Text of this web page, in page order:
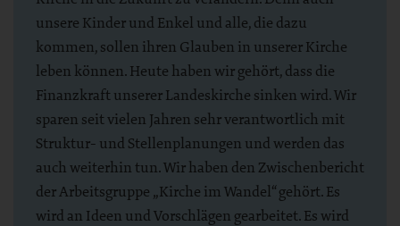
unsere Kinder und Enkel und alle, die dazu
kommen, sollen ihren Glauben in unserer Kirche
leben können. Heute haben wir gehört, dass die
Finanzkraft unserer Landeskirche sinken wird. Wir
sparen seit vielen Jahren sehr verantwortlich mit
Struktur- und Stellenplanungen und werden das
auch weiterhin tun. Wir haben den Zwischenbericht
der Arbeitsgruppe „Kirche im Wandel“ gehört. Es
wird an Ideen und Vorschlägen gearbeitet. Es wird